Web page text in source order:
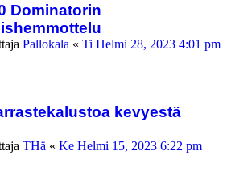
Dominatorin
Pallokala « Ti Helmi 28, 2023 4:01 pm
kevyestä
THä « Ke Helmi 15, 2023 6:22 pm